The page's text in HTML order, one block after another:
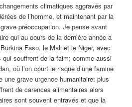
climatiques aggravés par
de l’homme, et maintenant par la
préoccupation. Je pense avant
qui au cours de la dernière année a
Faso, le Mali et le Niger, avec
souffrent de la faim; comme aussi
où l’on court le risque d’une famine
une grave urgence humanitaire: plus
de carences alimentaires alors
sont souvent entravés et que la